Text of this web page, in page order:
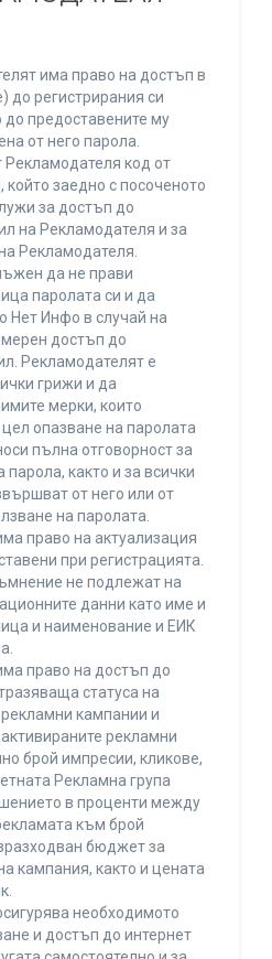
има право на достъп в
до регистрирания си
предоставените му
от него парола.
Рекламодателя код от
заедно с посоченото
за достъп до
на Рекламодателя и за
Рекламодателя.
да не прави
паролата си и да
Нет Инфо в случай на
достъп до
Рекламодателят е
грижи и да
мерки, които
опазване на паролата
пълна отговорност за
парола, както и за всички
от него или от
на паролата.
право на актуализация
при регистрацията.
не подлежат на
данни като име и
и наименование и ЕИК
право на достъп до
статуса на
кампании и
рекламни
брой импресии, кликове,
Рекламна група
в проценти между
към брой
бюджет за
кампания, както и цената
необходимото
и достъп до интернет